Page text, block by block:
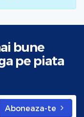
bune
pe piata
Aboneaza-te